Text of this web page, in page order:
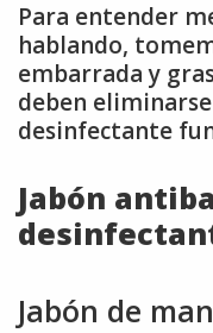
Para entender
hablando,
embarrada y
deben
desinfectante
Jabón
Jabón de